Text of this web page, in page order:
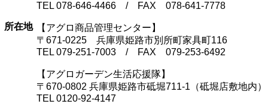
所在地
TEL 078-646-4466 / FAX 078-641-7778
【アグロ商品管理センター】
〒671-0225 兵庫県姫路市別所町家具町116
TEL 079-251-7003 / FAX 079-253-6492
【アグロガーデン生活応援隊】
〒670-0802 兵庫県姫路市砥堀711-1（砥堀店敷地内）
TEL 0120-92-4147